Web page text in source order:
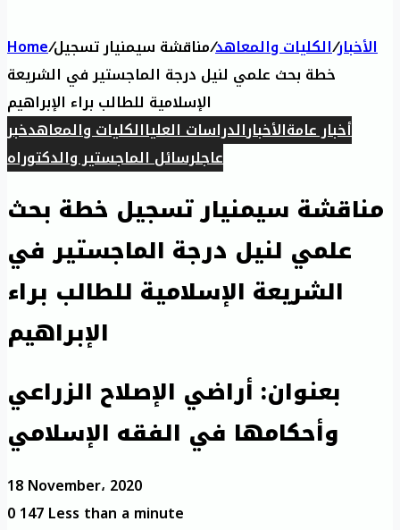
Home/ الأخبار/الكليات والمعاهد/مناقشة سيمنيار تسجيل
خطة بحث علمي لنيل درجة الماجستير في الشريعة
الإسلامية للطالب براء الإبراهيم
أخبار عامةالأخبارالدراسات العلياالكليات والمعاهدخبر
عاجلرسائل الماجستير والدكتوراه
مناقشة سيمنيار تسجيل خطة بحث
علمي لنيل درجة الماجستير في
الشريعة الإسلامية للطالب براء
الإبراهيم
بعنوان: أراضي الإصلاح الزراعي
وأحكامها في الفقه الإسلامي
18 November، 2020
0147Less than a minute